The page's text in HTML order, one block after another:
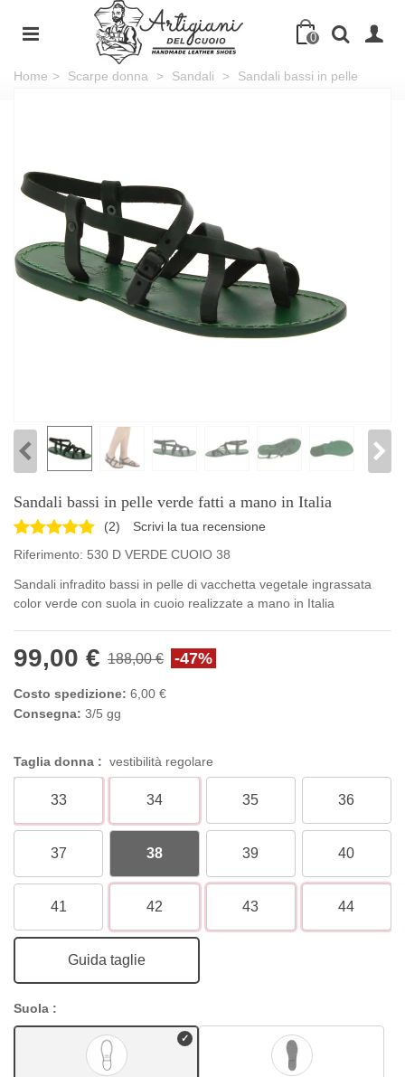
0
Home > Scarpe donna > Sandali >
Sandali bassi in pelle
Sandali bassi in pelle verde fatti a mano in Italia
(2)
Scrivi la tua recensione
Riferimento: 530 D VERDE CUOIO 38
Sandali infradito bassi in pelle di vacchetta vegetale ingrassata
color verde con suola in cuoio realizzate a mano in Italia
99,00 € 188,00 € -47%
Costo spedizione: 6,00 €
Consegna: 3/5 gg
Taglia donna : vestibilità regolare
33 34 35 36
37 38 39 40
41 42 43 44
Guida taglie
Suola :